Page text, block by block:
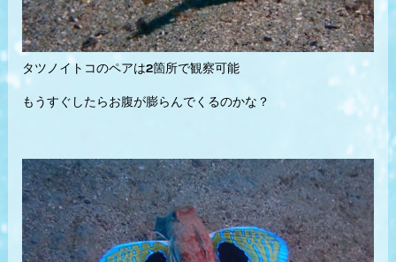
タツノイトコのペアは2箇所で観察可能
もうすぐしたらお腹が膨らんでくるのかな？